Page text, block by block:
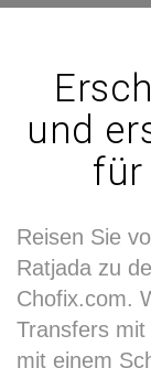
und
für
Reisen Sie
Ratjada zu
Chofix.com.
Transfers
mit einem